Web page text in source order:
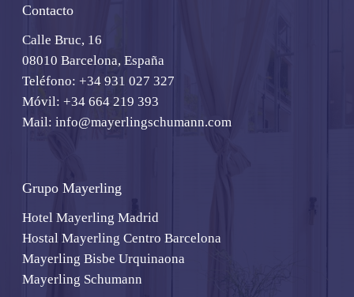
Contacto
Calle Bruc, 16
08010 Barcelona, España
Teléfono: +34 931 027 327
Móvil: +34 664 219 393
Mail: info@mayerlingschumann.com
Grupo Mayerling
Hotel Mayerling Madrid
Hostal Mayerling Centro Barcelona
Mayerling Bisbe Urquinaona
Mayerling Schumann